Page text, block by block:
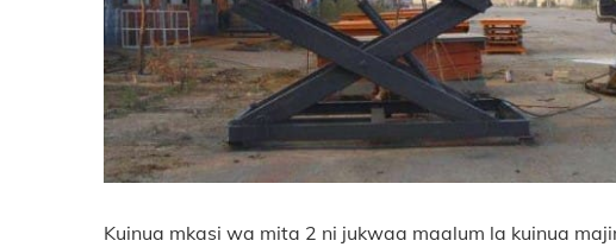
Kuinua mkasi wa mita 2 ni jukwaa maalum la kuinua